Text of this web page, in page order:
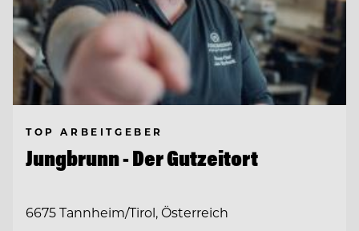
TOP ARBEITGEBER
Jungbrunn - Der Gutzeitort
6675 Tannheim/Tirol, Österreich